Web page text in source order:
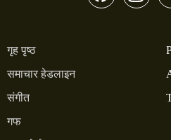
गृह पृष्ठ
समाचार हेडलाइन
संगीत
गफ